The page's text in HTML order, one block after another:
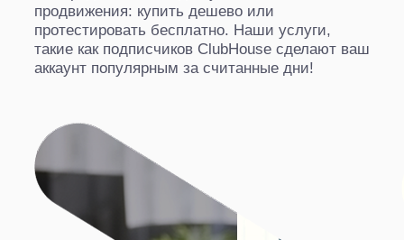
продвижения: купить дешево или
протестировать бесплатно. Наши услуги,
такие как подписчиков ClubHouse сделают ваш
аккаунт популярным за считанные дни!